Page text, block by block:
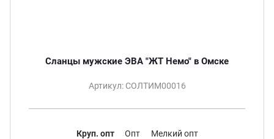
Сланцы мужские ЭВА "ЖТ Немо" в Омске
Артикул: СОЛТИМ00016
Круп. опт Опт Мелкий опт